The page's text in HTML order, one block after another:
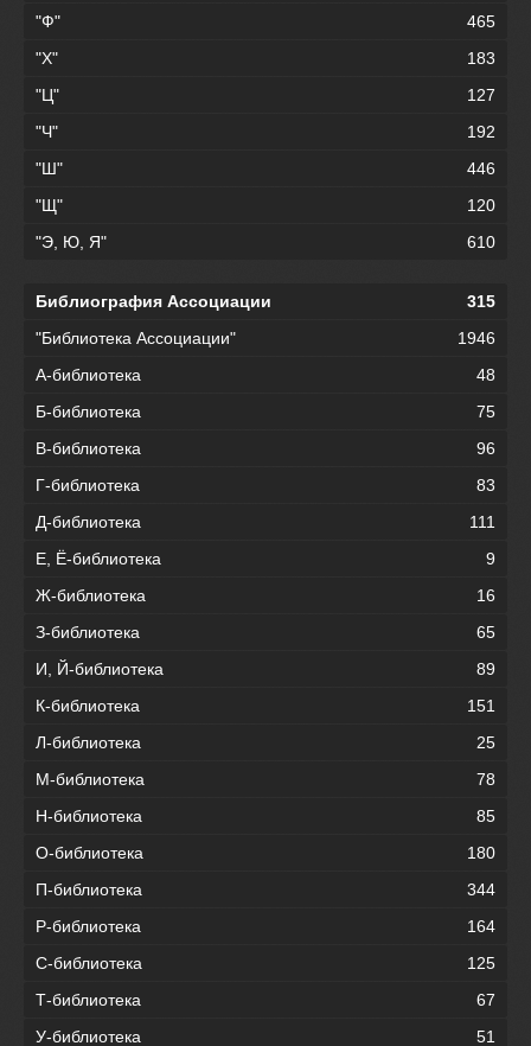
"Ф"
465
"Х"
183
"Ц"
127
"Ч"
192
"Ш"
446
"Щ"
120
"Э, Ю, Я"
610
Библиография Ассоциации
315
"Библиотека Ассоциации"
1946
А-библиотека
48
Б-библиотека
75
В-библиотека
96
Г-библиотека
83
Д-библиотека
111
Е, Ё-библиотека
9
Ж-библиотека
16
З-библиотека
65
И, Й-библиотека
89
К-библиотека
151
Л-библиотека
25
М-библиотека
78
Н-библиотека
85
О-библиотека
180
П-библиотека
344
Р-библиотека
164
С-библиотека
125
Т-библиотека
67
У-библиотека
51